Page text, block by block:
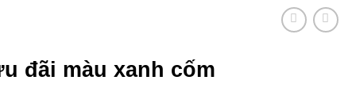
đãi màu xanh cốm